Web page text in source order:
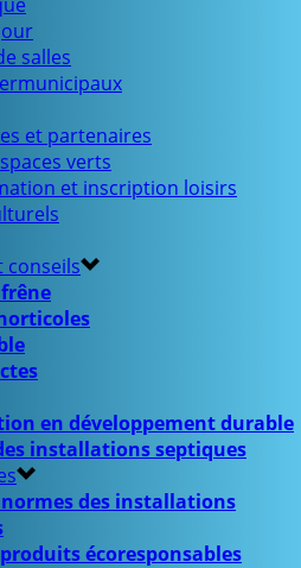
salles
et partenaires
verts
et inscription loisirs
conseils
en développement durable
installations septiques
des installations
écoresponsables